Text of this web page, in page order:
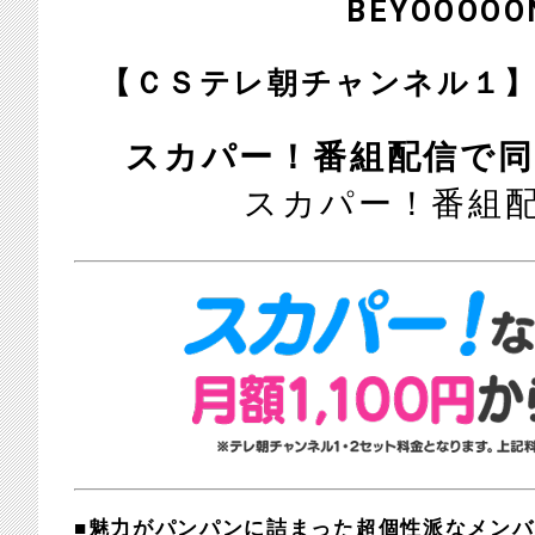
【ＣＳテレ朝チャンネル１
スカパー！番組配信で
スカパー！番組
■魅力がパンパンに詰まった超個性派なメン